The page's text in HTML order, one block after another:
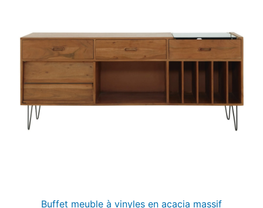
Buffet meuble à vinyles en acacia massif